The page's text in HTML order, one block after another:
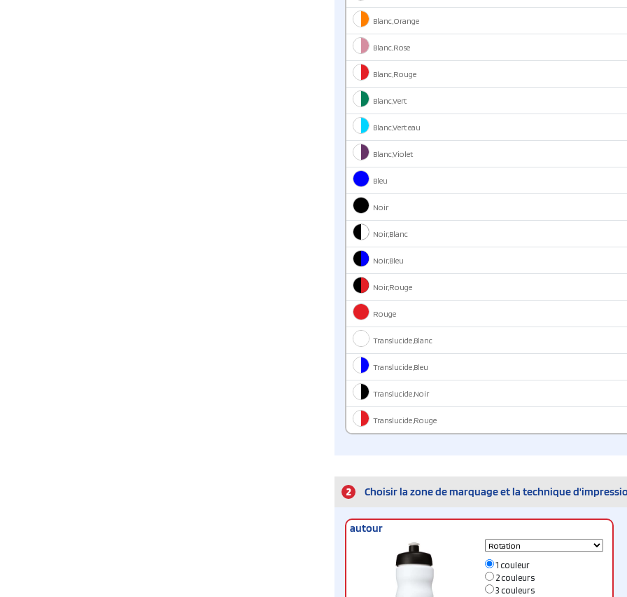
Blanc,Orange
Blanc,Rose
Blanc,Rouge
Blanc,Vert
Blanc,Vert eau
Blanc,Violet
Bleu
Noir
Noir,Blanc
Noir,Bleu
Noir,Rouge
Rouge
Translucide,Blanc
Translucide,Bleu
Translucide,Noir
Translucide,Rouge
2 Choisir la zone de marquage et la technique
autour
1 couleur
2 couleurs
3 couleurs